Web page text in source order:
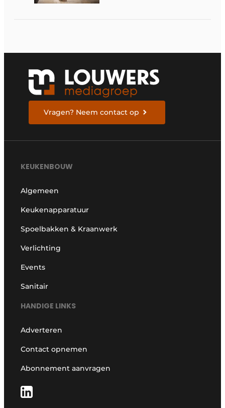
Vragen? Neem contact op
KEUKENBOUW
Algemeen
Keukenapparatuur
Spoelbakken & Kraanwerk
Verlichting
Events
Sanitair
HANDIGE LINKS
Adverteren
Contact opnemen
Abonnement aanvragen